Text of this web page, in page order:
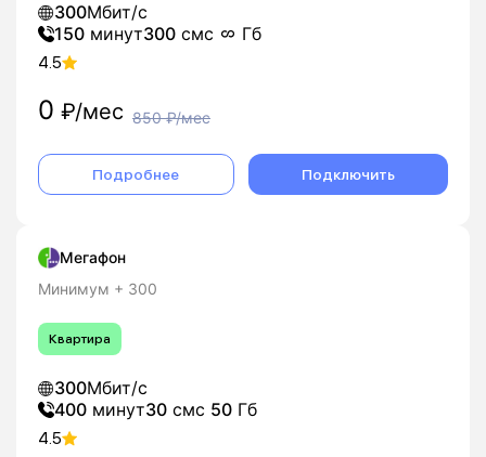
300Мбит/с
150 минут300 смс Гб
4.5
0 ₽/мес 850₽/мес
Подробнее Подключить
Мегафон
Минимум + 300
Квартира
300Мбит/с
400 минут30 смс 50 Гб
4.5